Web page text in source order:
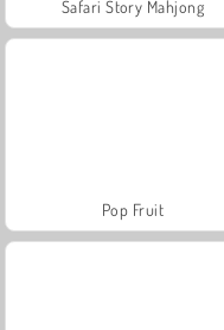
Safari Story Mahjong
Pop Fruit